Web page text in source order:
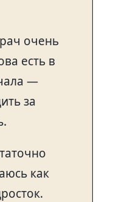
очень
есть в
—
за
как